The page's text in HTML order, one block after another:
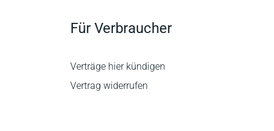
Für Verbraucher
Verträge hier kündigen
Vertrag widerrufen